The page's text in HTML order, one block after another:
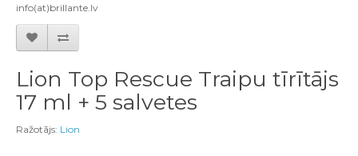
info(at)brillante.lv
Lion Top Rescue Traipu tīrītājs
17 ml + 5 salvetes
Ražotājs: Lion